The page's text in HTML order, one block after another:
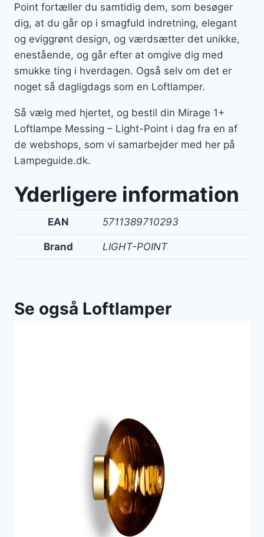
Point fortæller du samtidig dem, som besøger
dig, at du går op i smagfuld indretning, elegant
og eviggrønt design, og værdsætter det unikke,
enestående, og går efter at omgive dig med
smukke ting i hverdagen. Også selv om det er
noget så dagligdags som en Loftlamper.
Så vælg med hjertet, og bestil din Mirage 1+
Loftlampe Messing – Light-Point i dag fra en af
de webshops, som vi samarbejder med her på
Lampeguide.dk.
Yderligere information
EAN 5711389710293
Brand LIGHT-POINT
Se også Loftlamper